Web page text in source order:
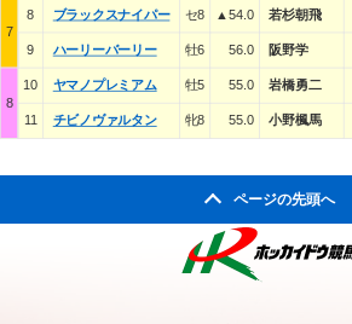
7
8 ブラックスナイパー セ8 ▲54.0 若杉朝飛
9 ハーリーバーリー 牡6 56.0 阪野学
8
10 ヤマノプレミアム 牡5 55.0 岩橋勇二
11 チビノヴァルタン 牝8 55.0 小野楓馬
ページの先頭へ